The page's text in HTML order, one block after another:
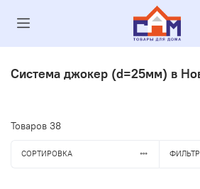
Система джокер (d=25мм) в
Товаров 38
СОРТИРОВКА